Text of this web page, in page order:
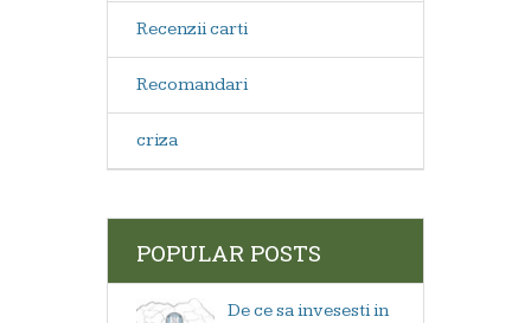
Recenzii carti
Recomandari
criza
POPULAR POSTS
De ce sa invesesti in